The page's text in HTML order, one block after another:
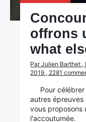
offrons
what
Par Julien Barthet ,
2019 , 2281
Pour
autres épreuves
vous proposons
l'accoutumée.